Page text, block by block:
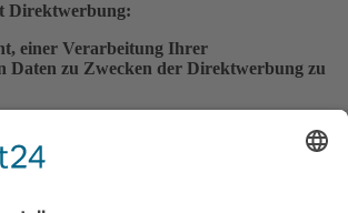
Direktwerbung:
einer Verarbeitung Ihrer
Daten zu Zwecken der Direktwerbung zu
Daten zur Wahrung berechtigter
Sie dieser Verarbeitung widersprechen,
besonderen Situation Gründe ergeben, die